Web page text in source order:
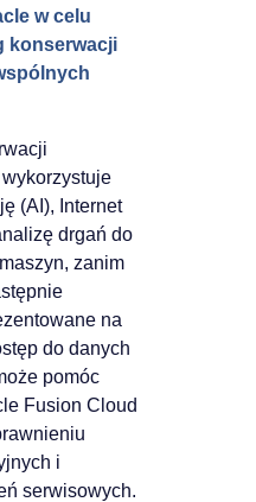
w celu
konserwacji
(AI), Internet
drgań do
zanim
na
do danych
pomóc
Fusion Cloud
i
serwisowych.